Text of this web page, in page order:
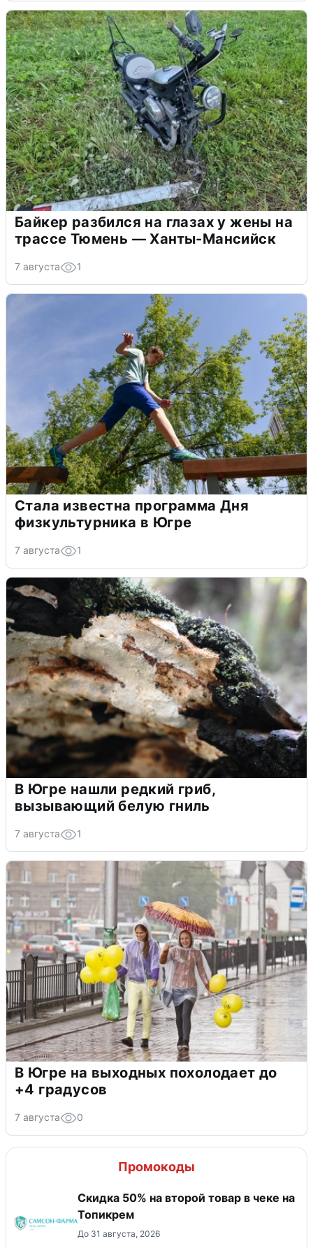
Байкер разбился на глазах у жены на
трассе Тюмень — Ханты-Мансийск
7 августа 1
Стала известна программа Дня
физкультурника в Югре
7 августа 1
В Югре нашли редкий гриб,
вызывающий белую гниль
7 августа 1
В Югре на выходных похолодает до
+4 градусов
7 августа 0
Промокоды
Скидка 50% на второй товар в чеке на
Топикрем
До 31 августа, 2026